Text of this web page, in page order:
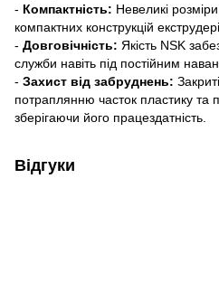
- Компактність: Невеликі
компактних конструкцій
- Довговічність: Якість NSK
служби навіть під постійним
- Захист від забруднень:
потраплянню часток пластику та
зберігаючи його працездатність.
Відгуки